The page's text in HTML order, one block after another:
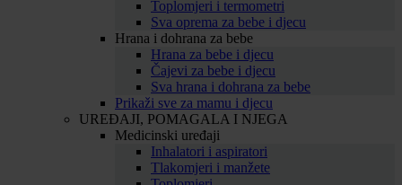
Toplomjeri i termometri
Sva oprema za bebe i djecu
Hrana i dohrana za bebe
Hrana za bebe i djecu
Čajevi za bebe i djecu
Sva hrana i dohrana za bebe
Prikaži sve za mamu i djecu
UREĐAJI, POMAGALA I NJEGA
Medicinski uređaji
Inhalatori i aspiratori
Tlakomjeri i manžete